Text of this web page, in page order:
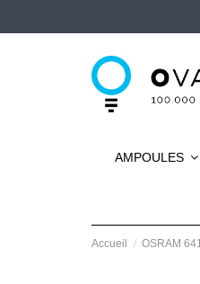
AMPOULES
Accueil OSRAM